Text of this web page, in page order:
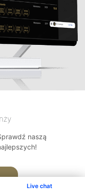
Live chat
naszą